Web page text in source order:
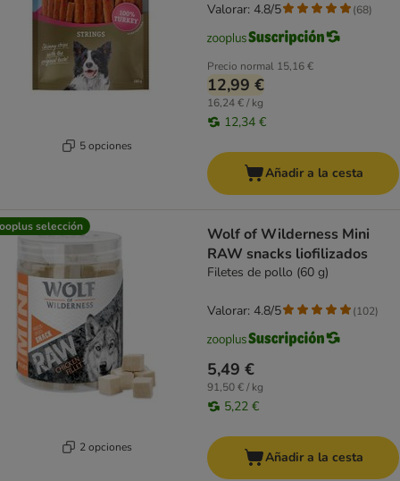
5 opciones
Precio normal 15,16 €
12,99 €
16,24 € / kg
12,34 €
Valorar: 4.8/5 (68)
Añadir a la cesta
selección
2 opciones
Wolf of Wilderness Mini
RAW snacks liofilizados
Filetes de pollo (60 g)
5,49 €
91,50 € / kg
5,22 €
Valorar: 4.8/5 (102)
Añadir a la cesta